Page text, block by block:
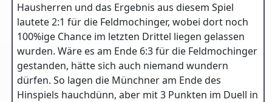
Hausherren und das Ergebnis aus diesem Spiel
lautete 2:1 für die Feldmochinger, wobei dort noch
100%ige Chance im letzten Drittel liegen gelassen
wurden. Wäre es am Ende 6:3 für die Feldmochinger
gestanden, hätte sich auch niemand wundern
dürfen. So lagen die Münchner am Ende des
Hinspiels hauchdünn, aber mit 3 Punkten im Duell in